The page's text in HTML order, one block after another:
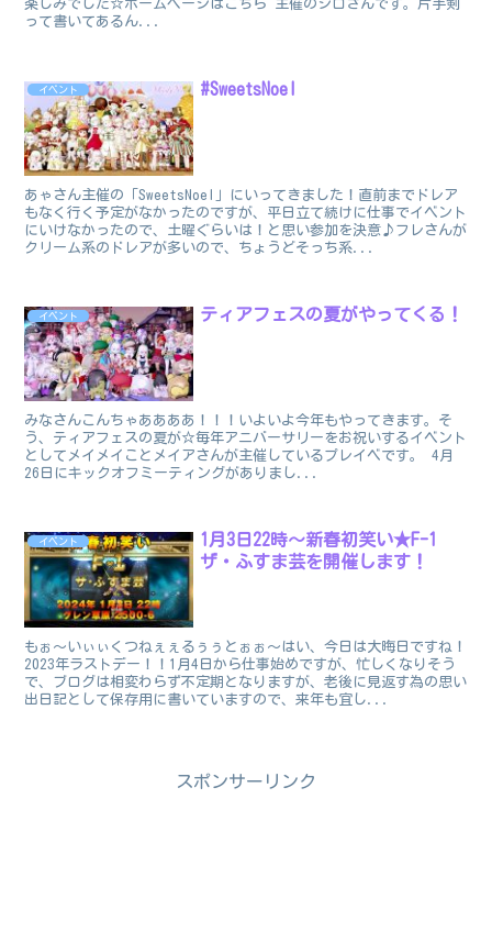
楽しみでした☆ホームページはこちら 主催のシロさんです。片手剣
って書いてあるん...
イベント #SweetsNoel
あゃさん主催の「SweetsNoel」にいってきました！直前までドレア
もなく行く予定がなかったのですが、平日立て続けに仕事でイベント
にいけなかったので、土曜ぐらいは！と思い参加を決意♪フレさんが
クリーム系のドレアが多いので、ちょうどそっち系...
イベント ティアフェスの夏がやってくる！
みなさんこんちゃああああ！！！いよいよ今年もやってきます。そ
う、ティアフェスの夏が☆毎年アニバーサリーをお祝いするイベント
としてメイメイことメイアさんが主催しているプレイベです。 4月
26日にキックオフミーティングがありまし...
イベント
1月3日22時～新春初笑い★F-1
ザ・ふすま芸を開催します！
もぉ～いぃぃくつねぇぇるぅぅとぉぉ～はい、今日は大晦日ですね！
2023年ラストデー！！1月4日から仕事始めですが、忙しくなりそう
で、ブログは相変わらず不定期となりますが、老後に見返す為の思い
出日記として保存用に書いていますので、来年も宜し...
スポンサーリンク